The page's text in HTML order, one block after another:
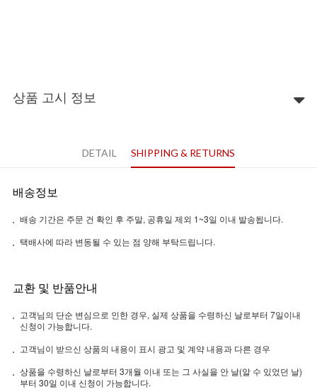
상품 고시 정보
DETAIL SHIPPING & RETURNS
배송정보
배송 기간은 주문 건 확인 후 주말, 공휴일 제외 1~3일 이내 발송됩니다.
택배사에 따라 변동될 수 있는 점 양해 부탁드립니다.
교환 및 반품안내
고객님의 단순 변심으로 인한 경우, 실제 상품을 수령하신 날로부터 7일이내
신청이 가능합니다.
고객님이 받으신 상품의 내용이 표시 광고 및 계약 내용과 다른 경우
상품을 수령하신 날로부터 3개월 이내 또는 그 사실을 안 날(알 수 있었던 날)
부터 30일 이내 신청이 가능합니다.